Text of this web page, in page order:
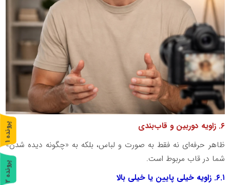
۶. زاویه دوربین و قاب‌بندی
ظاهر حرفه‌ای نه فقط به صورت و لباس، بلکه به «چگونه دیده شدن»
شما در قاب مربوط است.
۶.۱. زاویه خیلی پایین یا خیلی بالا
پ
ر
و
ن
د
ه
1
پ
ر
و
ن
د
ه
2